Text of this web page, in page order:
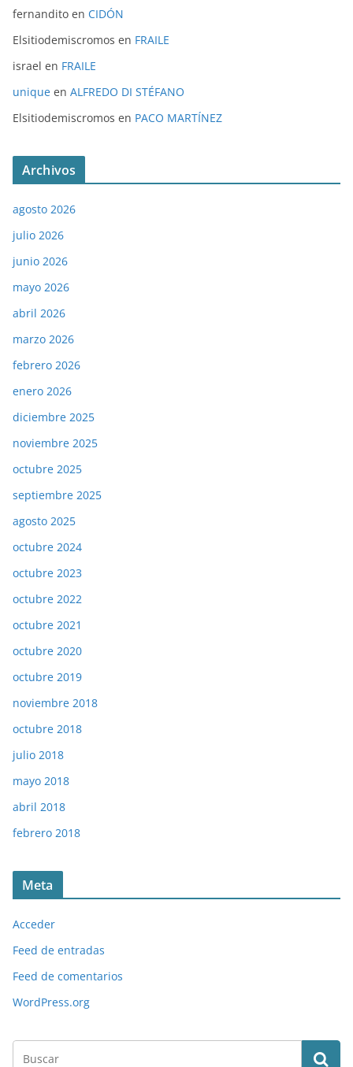
fernandito en CIDÓN
Elsitiodemiscromos en FRAILE
israel en FRAILE
unique en ALFREDO DI STÉFANO
Elsitiodemiscromos en PACO MARTÍNEZ
Archivos
agosto 2026
julio 2026
junio 2026
mayo 2026
abril 2026
marzo 2026
febrero 2026
enero 2026
diciembre 2025
noviembre 2025
octubre 2025
septiembre 2025
agosto 2025
octubre 2024
octubre 2023
octubre 2022
octubre 2021
octubre 2020
octubre 2019
noviembre 2018
octubre 2018
julio 2018
mayo 2018
abril 2018
febrero 2018
Meta
Acceder
Feed de entradas
Feed de comentarios
WordPress.org